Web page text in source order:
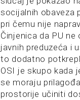
socijalnih obaveza
pri čemu nije
Činjenica da PU
javnih preduzeća i
to dodatno
OSI je skupo kada
se moraju
prostorije učiniti